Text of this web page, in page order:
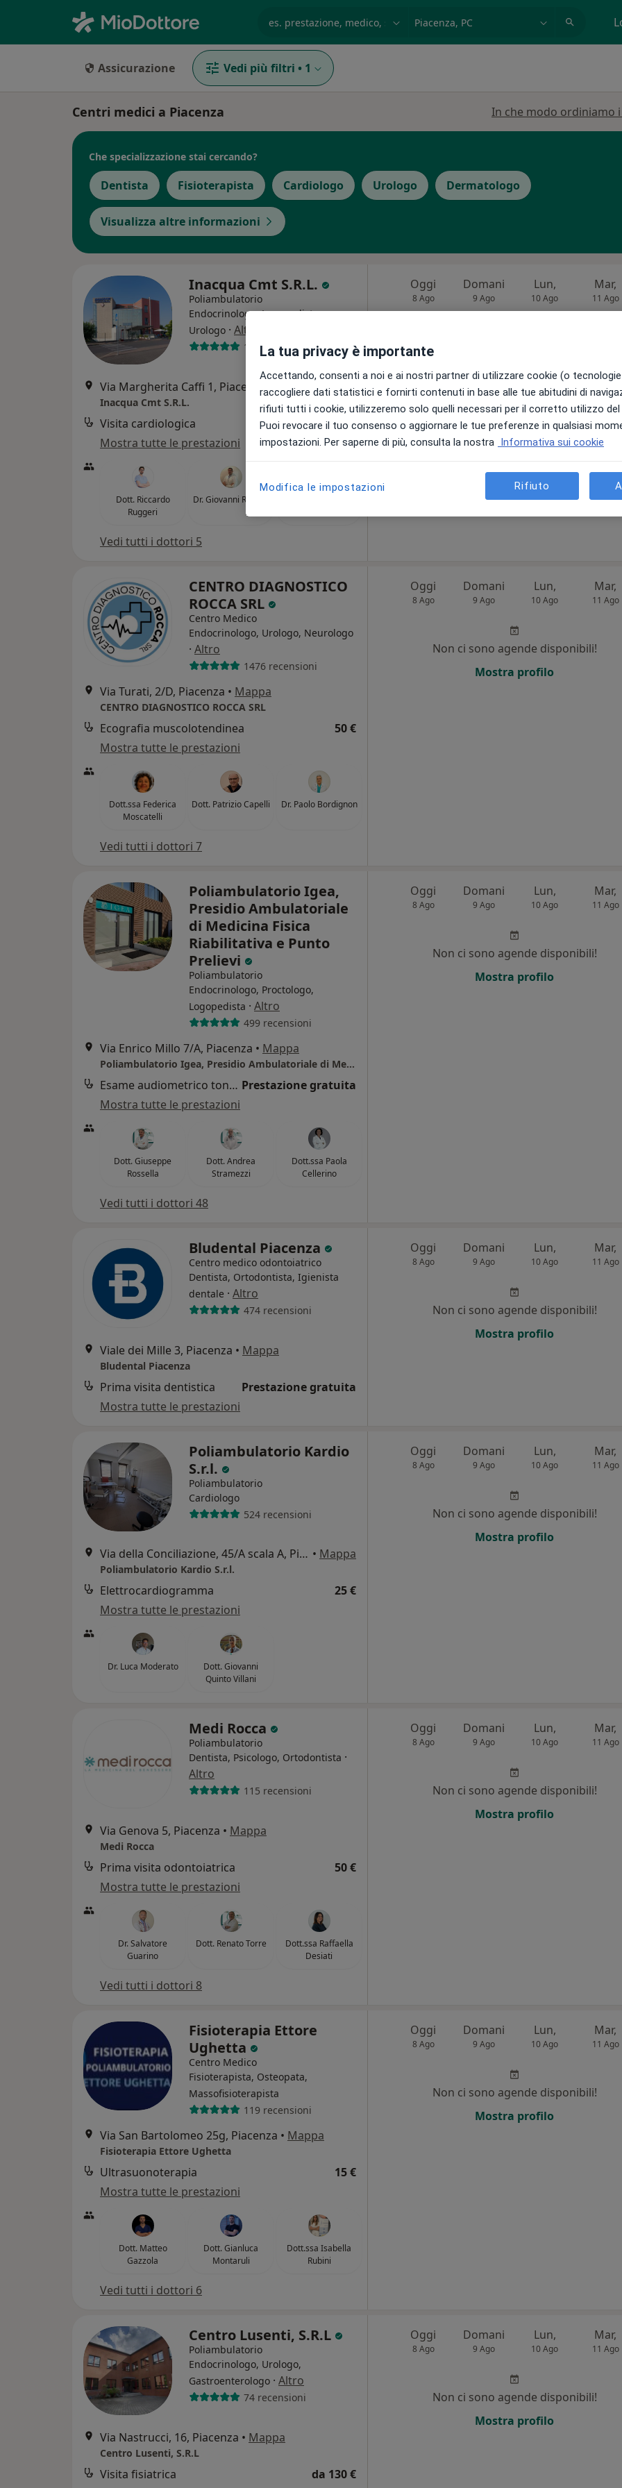
Assicurazione Vedi più filtri • 1
Centri medici a Piacenza In che modo ordiniamo
Che specializzazione stai cercando?
Dentista Fisioterapista Cardiologo Urologo Dermatologo
Visualizza altre informazioni
Inacqua Cmt S.R.L.
Poliambulatorio
Endocrinologo, Logopedista,
Urologo · Altro
1251 recensioni
Via Margherita Caffi 1, Piacenza •Mappa
Inacqua Cmt S.R.L.
Visita cardiologica
da 19 €
Mostra tutte le prestazioni
Dott. Riccardo
Ruggeri
Dr. Giovanni Romeo
Vedi tutti i dottori 5
Oggi
8 Ago
Domani
9 Ago
Lun,
10 Ago
Mar,
11 Ago
Non ci sono agende disponibili!
Mostra profilo
CENTRO DIAGNOSTICO
ROCCA SRL
Centro Medico
Endocrinologo, Urologo, Neurologo
· Altro
1476 recensioni
Via Turati, 2/D, Piacenza • Mappa
CENTRO DIAGNOSTICO ROCCA SRL
Ecografia muscolotendinea
50 €
Mostra tutte le prestazioni
Dott.ssa Federica
Moscatelli
Dott. Patrizio Capelli Dr. Paolo Bordignon
Vedi tutti i dottori 7
Oggi
8 Ago
Domani
9 Ago
Lun,
10 Ago
Mar,
11 Ago
Non ci sono agende disponibili!
Mostra profilo
Poliambulatorio Igea,
Presidio Ambulatoriale
di Medicina Fisica
Riabilitativa e Punto
Prelievi
Poliambulatorio
Endocrinologo, Proctologo,
Logopedista · Altro
499 recensioni
Via Enrico Millo 7/A, Piacenza • Mappa
Poliambulatorio Igea, Presidio Ambulatoriale di Medicina Fisica Riabilitativa e Punto Prelievi
Esame audiometrico tonale Prestazione gratuita
Mostra tutte le prestazioni
Dott. Giuseppe
Rossella
Dott. Andrea
Stramezzi
Dott.ssa Paola
Cellerino
Vedi tutti i dottori 48
Oggi
8 Ago
Domani
9 Ago
Lun,
10 Ago
Mar,
11 Ago
Non ci sono agende disponibili!
Mostra profilo
Bludental Piacenza
Centro medico odontoiatrico
Dentista, Ortodontista, Igienista
dentale · Altro
474 recensioni
Viale dei Mille 3, Piacenza • Mappa
Bludental Piacenza
Prima visita dentistica
Prestazione gratuita
Mostra tutte le prestazioni
Oggi
8 Ago
Domani
9 Ago
Lun,
10 Ago
Mar,
11 Ago
Non ci sono agende disponibili!
Mostra profilo
Poliambulatorio Kardio
S.r.l.
Poliambulatorio
Cardiologo
524 recensioni
Via della Conciliazione, 45/A scala A, Piacenza • Mappa
Poliambulatorio Kardio S.r.l.
Elettrocardiogramma
25 €
Mostra tutte le prestazioni
Dr. Luca Moderato
Dott. Giovanni
Quinto Villani
Oggi
8 Ago
Domani
9 Ago
Lun,
10 Ago
Mar,
11 Ago
Non ci sono agende disponibili!
Mostra profilo
Medi Rocca
Poliambulatorio
Dentista, Psicologo, Ortodontista ·
Altro
115 recensioni
Via Genova 5, Piacenza • Mappa
Medi Rocca
Prima visita odontoiatrica
50 €
Mostra tutte le prestazioni
Dr. Salvatore
Guarino
Dott. Renato Torre
Dott.ssa Raffaella
Desiati
Vedi tutti i dottori 8
Oggi
8 Ago
Domani
9 Ago
Lun,
10 Ago
Mar,
11 Ago
Non ci sono agende disponibili!
Mostra profilo
Fisioterapia Ettore
Ughetta
Centro Medico
Fisioterapista, Osteopata,
Massofisioterapista
119 recensioni
Via San Bartolomeo 25g, Piacenza • Mappa
Fisioterapia Ettore Ughetta
Ultrasuonoterapia
15 €
Mostra tutte le prestazioni
Dott. Matteo
Gazzola
Dott. Gianluca
Montaruli
Dott.ssa Isabella
Rubini
Vedi tutti i dottori 6
Oggi
8 Ago
Domani
9 Ago
Lun,
10 Ago
Mar,
11 Ago
Non ci sono agende disponibili!
Mostra profilo
Centro Lusenti, S.R.L
Poliambulatorio
Endocrinologo, Urologo,
Gastroenterologo · Altro
74 recensioni
Via Nastrucci, 16, Piacenza • Mappa
Centro Lusenti, S.R.L
Visita fisiatrica
da 130 €
Oggi
8 Ago
Domani
9 Ago
Lun,
10 Ago
Mar,
11 Ago
Non ci sono agende disponibili!
Mostra profilo
La tua privacy è importante
Accettando, consenti a noi e ai nostri partner di utilizzare cookie (o
raccogliere dati statistici e fornirti contenuti in base alle tue abitudini di
rifiuti tutti i cookie, utilizzeremo solo quelli necessari per il corretto utilizzo
Puoi revocare il tuo consenso o aggiornare le tue preferenze in qualsiasi
impostazioni. Per saperne di più, consulta la nostra Informativa sui cookie
Modifica le impostazioni Rifiuto